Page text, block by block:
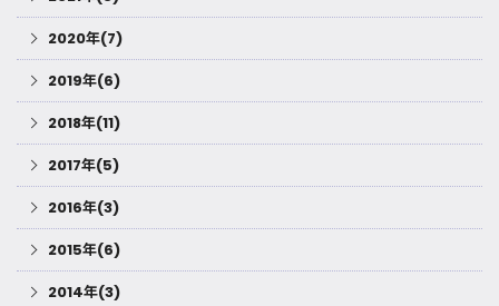
2020年(7)
2019年(6)
2018年(11)
2017年(5)
2016年(3)
2015年(6)
2014年(3)